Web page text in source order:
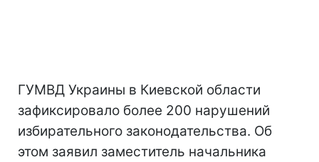
ГУМВД Украины в Киевской области
зафиксировало более 200 нарушений
избирательного законодательства. Об
этом заявил заместитель начальника